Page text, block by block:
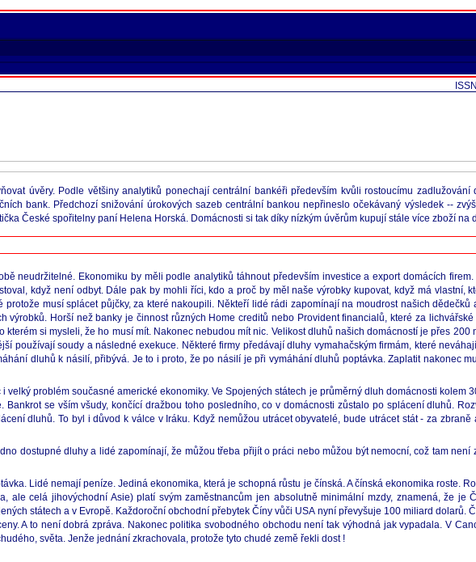
úvěry. Podle většiny analytiků ponechají centrální bankéři především kvůli rostoucímu zadlužování
bank. Předchozí snižování úrokových sazeb centrální bankou nepřineslo očekávaný výsledek --
České spořitelny paní Helena Horská. Domácnosti si tak díky nízkým úvěrům kupují stále více zboží na
neudržitelné. Ekonomiku by měli podle analytiků táhnout především investice a export domácích firem.
když není odbyt. Dále pak by mohli říci, kdo a proč by měl naše výrobky kupovat, když má vlastní,
musí splácet půjčky, za které nakoupili. Někteří lidé rádi zapomínají na moudrost našich dědečků
Horší než banky je činnost různých Home creditů nebo Provident financialů, které za
si mysleli, že ho musí mít. Nakonec nebudou mít nic. Velikost dluhů našich domácností je přes 200
používají soudy a následné exekuce. Některé firmy předávají dluhy vymahačským firmám, které
dluhů k násilí, přibývá. Je to i proto, že po násilí je při vymáhání dluhů poptávka. Zaplatit nakonec
problém současné americké ekonomiky. Ve Spojených státech je průměrný dluh domácnosti kolem
se vším všudy, končící dražbou toho posledního, co v domácnosti zůstalo po splácení dluhů.
dluhů. To byl i důvod k válce v Iráku. Když nemůžou utrácet obyvatelé, bude utrácet stát - za zbraně
dostupné dluhy a lidé zapomínají, že můžou třeba přijít o práci nebo můžou být nemocní, což tam není
Lidé nemají peníze. Jediná ekonomika, která je schopná růstu je čínská. A čínská ekonomika roste.
celá jihovýchodní Asie) platí svým zaměstnancům jen absolutně minimální mzdy, znamená, že je
státech a v Evropě. Každoroční obchodní přebytek Číny vůči USA nyní převyšuje 100 miliard dolarů.
A to není dobrá zpráva. Nakonec politika svobodného obchodu není tak výhodná jak vypadala. V
světa. Jenže jednání zkrachovala, protože tyto chudé země řekli dost !